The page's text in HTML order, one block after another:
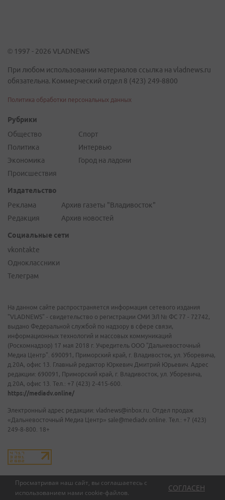
Просматривая наш сайт, вы соглашаетесь с
использованием нами cookie-файлов.
СОГЛАСЕН
© 1997 - 2026 VLADNEWS
При любом использовании материалов ссылка на vladnews.ru
обязательна. Коммерческий отдел 8 (423) 249-8800
Политика обработки персональных данных
Рубрики
Общество
Политика
Экономика
Происшествия
Спорт
Интервью
Город на ладони
Издательство
Реклама
Редакция
Архив газеты "Владивосток"
Архив новостей
Социальные сети
vkontakte
Одноклассники
Телеграм
На данном сайте распространяется информация сетевого издания
"VLADNEWS" - свидетельство о регистрации СМИ ЭЛ № ФС 77 - 72742,
выдано Федеральной службой по надзору в сфере связи,
информационных технологий и массовых коммуникаций
(Роскомнадзор) 17 мая 2018 г. Учредитель ООО "Дальневосточный
Медиа Центр". 690091, Приморский край, г. Владивосток, ул. Уборевича,
д.20А, офис 13. Главный редактор Юркевич Дмитрий Юрьевич. Адрес
редакции: 690091, Приморский край, г. Владивосток, ул. Уборевича,
д.20А, офис 13. Тел.: +7 (423) 2-415-600.
https://mediadv.online/
Электронный адрес редакции: vladnews@inbox.ru. Отдел продаж
«Дальневосточный Медиа Центр» sale@mediadv.online. Тел.: +7 (423)
249-8-800. 18+